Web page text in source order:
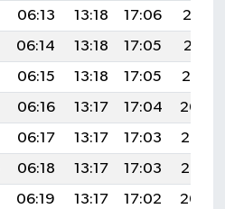
06:13 13:18 17:06
20:13
06:14 13:18 17:05
20:11
06:15 13:18 17:05
20:10
06:16 13:17 17:04
20:09
06:17 13:17 17:03
20:07
06:18 13:17 17:03
20:06
06:19 13:17 17:02
20:04